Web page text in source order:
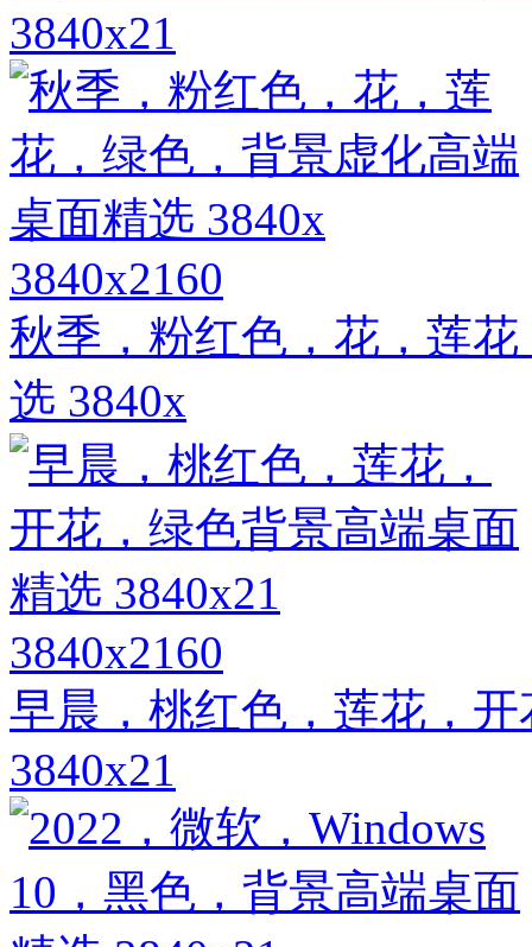
3840x21
3840x2160
秋季，粉红色，花，莲
选 3840x
3840x2160
早晨，桃红色，莲花，
3840x21